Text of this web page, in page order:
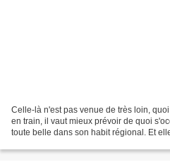
Celle-là n'est pas venue de très loin,
en train, il vaut mieux prévoir de quoi
toute belle dans son habit régional. Et